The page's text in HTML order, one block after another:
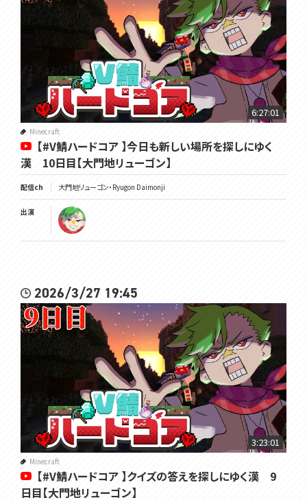
6:27:01
Minecraft
【#V鯖ハードコア 】今日も新しい場所を探しにゆく
漢 10日目【大門地リューゴン】
配信ch 大門地リューゴン・Ryugon Daimonji
出演
2026/3/27 19:45
3:23:01
Minecraft
【#V鯖ハードコア 】クイズの答えを探しにゆく漢 9
日目【大門地リューゴン】